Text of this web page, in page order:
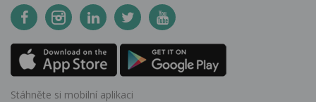
Stáhněte si mobilní aplikaci